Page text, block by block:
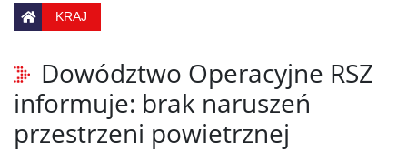
KRAJ
Dowództwo Operacyjne RSZ
informuje: brak naruszeń
przestrzeni powietrznej